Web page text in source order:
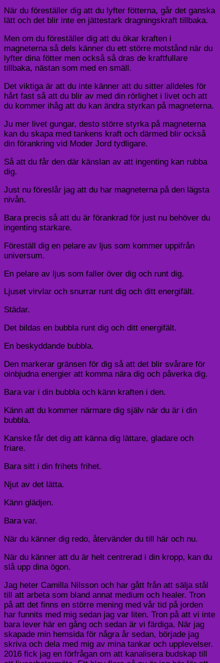
När du föreställer dig att du lyfter fötterna, går det ganska
lätt och det blir inte en jättestark dragningskraft tillbaka.
Men om du föreställer dig att du ökar kraften i
magneterna så dels känner du ett större motstånd när du
lyfter dina fötter men också så dras de kraftfullare
tillbaka, nästan som med en smäll.
Det viktiga är att du inte känner att du sitter alldeles för
hårt fast så att du blir av med din rörlighet i livet och att
du kommer ihåg att du kan ändra styrkan på magneterna.
Ju mer livet gungar, desto större styrka på magneterna
kan du skapa med tankens kraft och därmed blir också
din förankring vid Moder Jord tydligare.
Så att du får den där känslan av att ingenting kan rubba
dig.
Just nu föreslår jag att du har magneterna på den lägsta
nivån.
Bara precis så att du är förankrad för just nu behöver du
ingenting starkare.
Föreställ dig en pelare av ljus som kommer uppifrån
universum.
En pelare av ljus som faller över dig och runt dig.
Ljuset virvlar och snurrar runt dig och ditt energifält.
Städar.
Det bildas en bubbla runt dig och ditt energifält.
En beskyddande bubbla.
Den markerar gränsen för dig så att det blir svårare för
oinbjudna energier att komma nära dig och påverka dig.
Bara var i din bubbla och känn kraften i den.
Känn att du kommer närmare dig själv när du är i din
bubbla.
Kanske får det dig att känna dig lättare, gladare och
friare.
Bara sitt i din frihets frihet.
Njut av det lätta.
Känn glädjen.
Bara var.
När du känner dig redo, återvänder du till här och nu.
När du känner att du är helt centrerad i din kropp, kan du
slå upp dina ögon.
Jag heter Camilla Nilsson och har gått från att sälja stål
till att arbeta som bland annat medium och healer. Tron
på att det finns en större mening med vår tid på jorden
har funnits med mig sedan jag var liten. Tron på att vi inte
bara lever här en gång och sedan är vi färdiga. När jag
skapade min hemsida för några år sedan, började jag
skriva och dela med mig av mina tankar och upplevelser.
2016 fick jag en förfrågan om att kanalisera budskap till